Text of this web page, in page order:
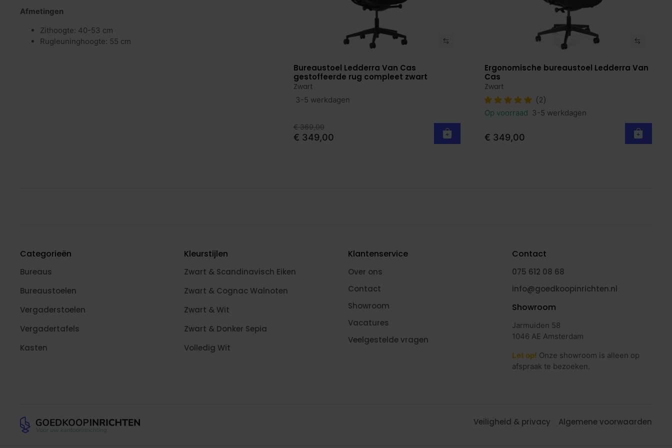
Afmetingen
Zithoogte: 40-53 cm
Rugleuninghoogte: 55 cm
Bekijk product
Bureaustoel Ledderra Van Cas
gestoffeerde rug compleet zwart
Zwart
3-5 werkdagen
€ 369,00
€ 349,00
Bekijk product
Ergonomische bureaustoel Ledderra Van
Cas
Zwart
(2)
Op voorraad 3-5 werkdagen
€ 349,00
Categorieën
Bureaus
Bureaustoelen
Vergaderstoelen
Vergadertafels
Kasten
Kleurstijlen
Zwart & Scandinavisch Eiken
Zwart & Cognac Walnoten
Zwart & Wit
Zwart & Donker Sepia
Volledig Wit
Klantenservice
Over ons
Contact
Showroom
Vacatures
Veelgestelde vragen
Contact
075 612 08 68
info@goedkoopinrichten.nl
Showroom
Jarmuiden 58
1046 AE Amsterdam
Let op! Onze showroom is alleen op
afspraak te bezoeken.
Veiligheid & privacy Algemene voorwaarden